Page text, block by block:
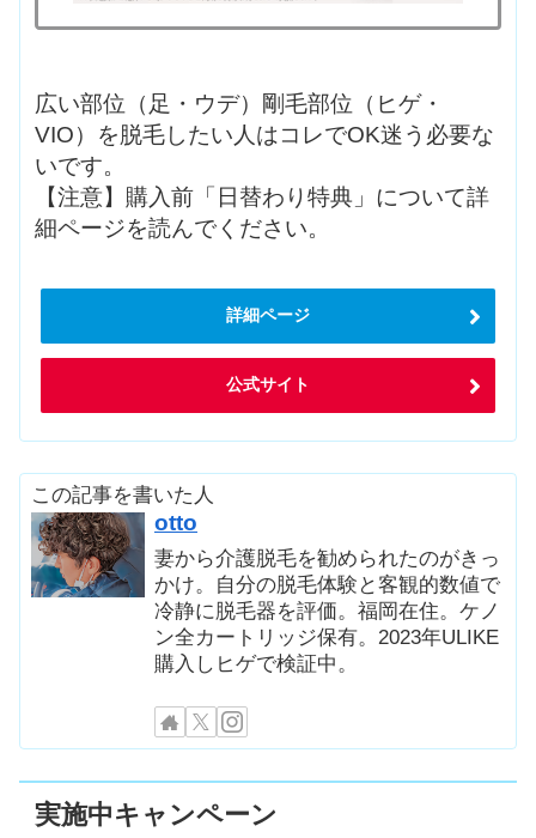
広い部位（足・ウデ）剛毛部位（ヒゲ・
VIO）を脱毛したい人はコレでOK迷う必要な
いです。
【注意】購入前「日替わり特典」について詳
細ページを読んでください。
詳細ページ
公式サイト
この記事を書いた人
otto
妻から介護脱毛を勧められたのがきっ
かけ。自分の脱毛体験と客観的数値で
冷静に脱毛器を評価。福岡在住。ケノ
ン全カートリッジ保有。2023年ULIKE
購入しヒゲで検証中。
実施中キャンペーン